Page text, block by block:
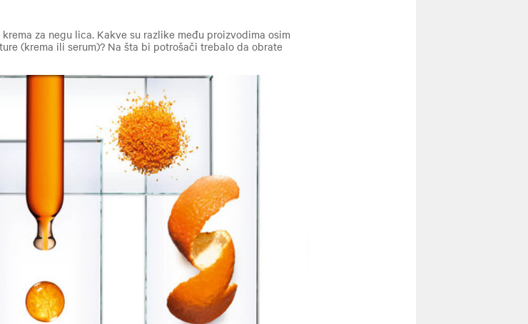
za negu lica. Kakve su razlike među proizvodima osim
(krema ili serum)? Na šta bi potrošači trebalo da obrate